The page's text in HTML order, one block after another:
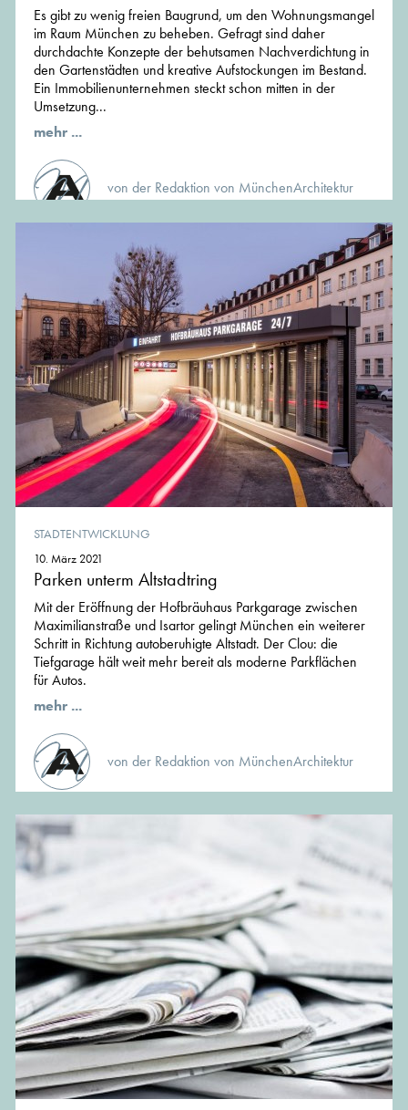
Es gibt zu wenig freien Baugrund, um den Wohnungsmangel
im Raum München zu beheben. Gefragt sind daher
durchdachte Konzepte der behutsamen Nachverdichtung in
den Gartenstädten und kreative Aufstockungen im Bestand.
Ein Immobilienunternehmen steckt schon mitten in der
Umsetzung...
mehr ...
von der Redaktion von MünchenArchitektur
STADTENTWICKLUNG
10. März 2021
Parken unterm Altstadtring
Mit der Eröffnung der Hofbräuhaus Parkgarage zwischen
Maximilianstraße und Isartor gelingt München ein weiterer
Schritt in Richtung autoberuhigte Altstadt. Der Clou: die
Tiefgarage hält weit mehr bereit als moderne Parkflächen
für Autos.
mehr ...
von der Redaktion von MünchenArchitektur